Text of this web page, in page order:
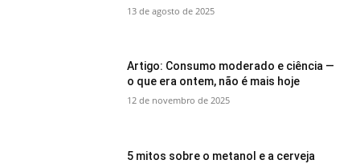
13 de agosto de 2025
Artigo: Consumo moderado e ciência —
o que era ontem, não é mais hoje
12 de novembro de 2025
5 mitos sobre o metanol e a cerveja